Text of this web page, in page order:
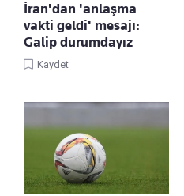
İran'dan 'anlaşma
vakti geldi' mesajı:
Galip durumdayız
Kaydet